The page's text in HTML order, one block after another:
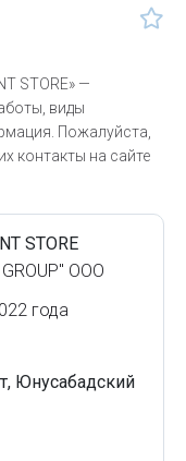
STORE» —
виды
Пожалуйста,
контакты на сайте
STORE
GROUP" ООО
года
Юнусабадский